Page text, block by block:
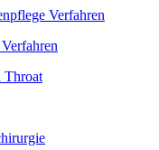
Verfahren
Throat